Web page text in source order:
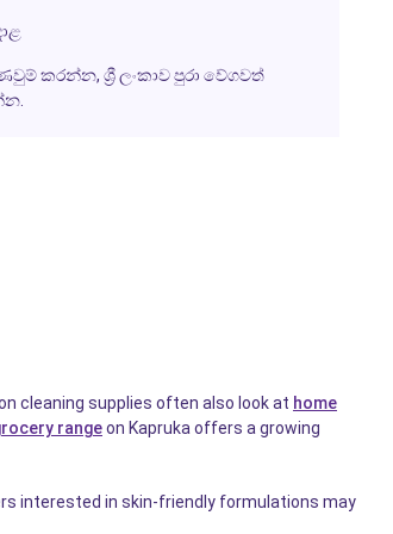
කරන්න, ශ්‍රී ලංකාව පුරා වේගවත්
cleaning supplies often also look at home
rangeon Kapruka offers a growing
interested in skin-friendly formulations may